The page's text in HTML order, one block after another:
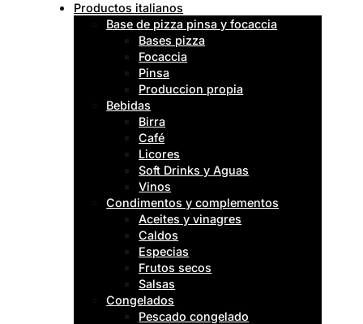
Productos italianos
Base de pizza pinsa y focaccia
Bases pizza
Focaccia
Pinsa
Produccion propia
Bebidas
Birra
Café
Licores
Soft Drinks y Aguas
Vinos
Condimentos y complementos
Aceites y vinagres
Caldos
Especias
Frutos secos
Salsas
Congelados
Pescado congelado